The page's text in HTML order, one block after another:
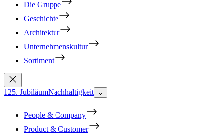
Die Gruppe
Geschichte
Architektur
Unternehmenskultur
Sortiment
125. JubiläumNachhaltigkeit ⌄
People & Company
Product & Customer